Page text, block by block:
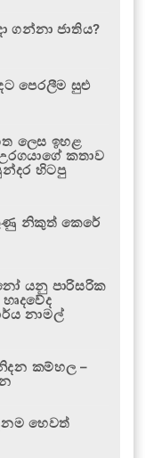
ගන්නා ජාතිය?
පෙරලීම සුළු
ලෙස ඉහළ
කතාව
හිටපු
නිකුත් කෙරේ
යනු පාරිසරික
නාමල්
කම්හල –
හෙවත්